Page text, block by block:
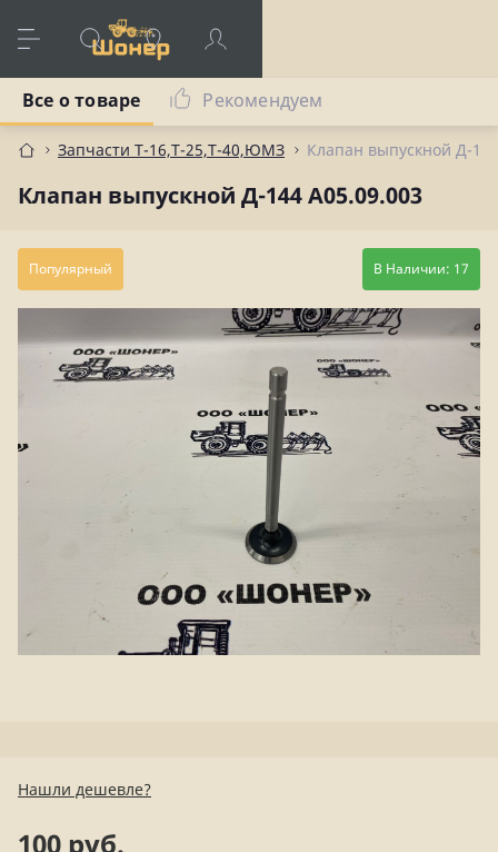
Запчасти Т-16,Т-25,Т-40,ЮМЗ Клапан выпускной Д-
Клапан выпускной Д-144 А05.09.003
Все о товаре Рекомендуем
Популярный В Наличии: 17
Нашли дешевле?
100 руб.